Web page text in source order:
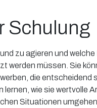
Schulung
zu agieren und
werden müssen. Sie
die entscheidend
wie sie wertvolle
Situationen umgehen.